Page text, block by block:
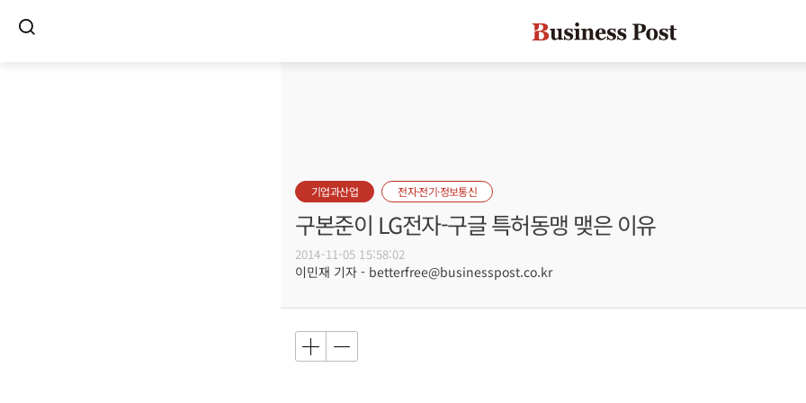
기업과산업 전자·전기·정보통신
구본준이 LG전자-구글 특허동맹 맺은 이유
2014-11-05 15:58:02
이민재 기자 - betterfree@businesspost.co.kr